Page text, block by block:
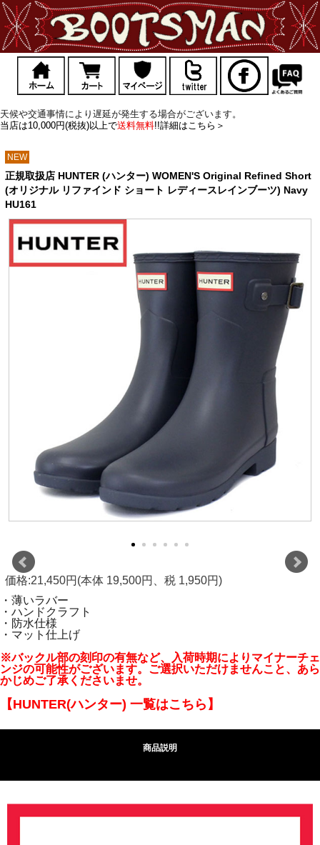
天候や交通事情により遅延が発生する場合がございます。
当店は10,000円(税抜)以上で送料無料!!詳細はこちら＞
NEW
正規取扱店 HUNTER (ハンター) WOMEN'S Original Refined Short
(オリジナル リファインド ショート レディースレインブーツ) Navy
HU161
価格:21,450円(本体 19,500円、税 1,950円)
・薄いラバー
・ハンドクラフト
・防水仕様
・マット仕上げ
※バックル部の刻印の有無など、入荷時期によりマイナーチェ
ンジの可能性がございます。ご選択いただけませんこと、あら
かじめご了承くださいませ。
【HUNTER(ハンター) 一覧はこちら】
商品説明